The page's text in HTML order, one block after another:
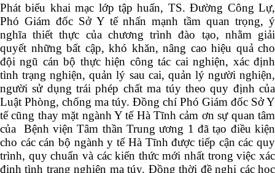
Phát biểu khai mạc lớp tập huấn, TS. Đường Công Lự,
Phó Giám đốc Sở Y tế nhấn mạnh tầm quan trọng, ý
nghĩa thiết thực của chương trình đào tạo, nhằm giải
quyết những bất cập, khó khăn, nâng cao hiệu quả cho
đội ngũ cán bộ thực hiện công tác cai nghiện, xác định
tình trạng nghiện, quản lý sau cai, quản lý người nghiện,
người sử dụng trái phép chất ma túy theo quy định của
Luật Phòng, chống ma túy. Đồng chí Phó Giám đốc Sở Y
tế cũng thay mặt ngành Y tế Hà Tĩnh cảm ơn sự quan tâm
của Bệnh viện Tâm thần Trung ương 1 đã tạo điều kiện
cho các cán bộ ngành y tế Hà Tĩnh được tiếp cận các quy
trình, quy chuẩn và các kiến thức mới nhất trong việc xác
định tình trạng nghiện ma túy. Đồng thời đề nghị các học